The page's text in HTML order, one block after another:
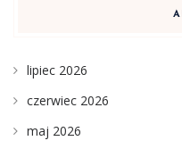
lipiec 2026
czerwiec 2026
maj 2026